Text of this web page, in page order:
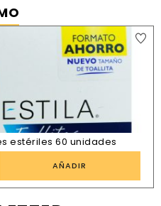
estériles 60 unidades
AÑADIR